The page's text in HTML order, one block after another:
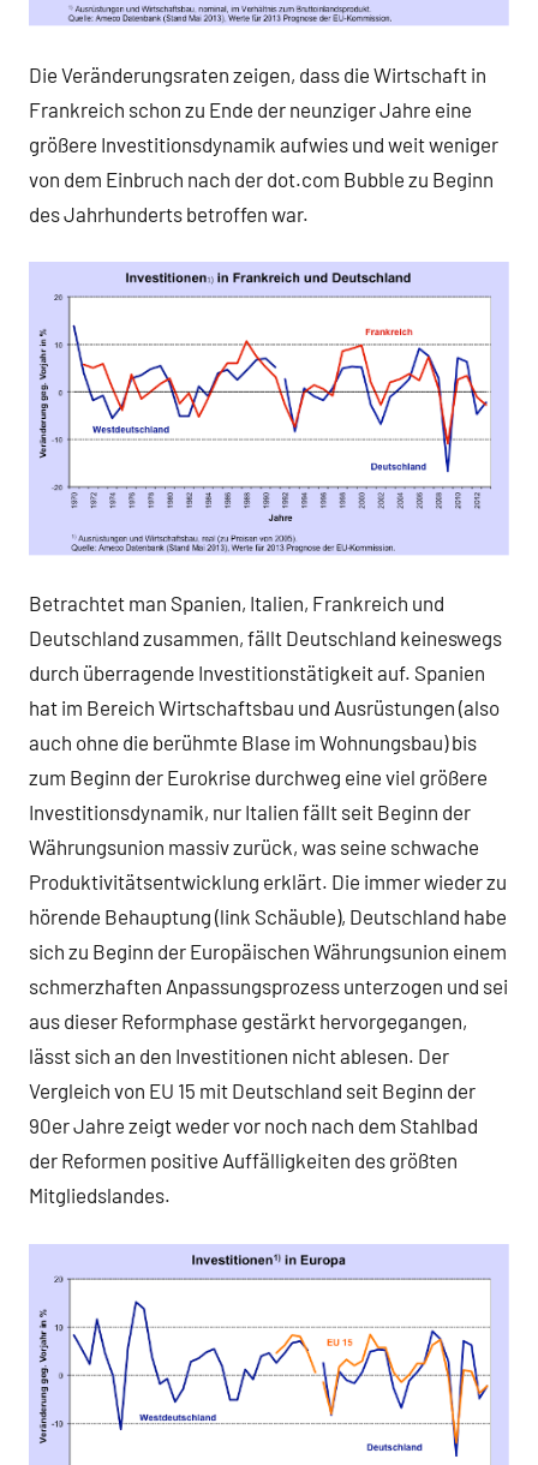
Die Veränderungsraten zeigen, dass die Wirtschaft in
Frankreich schon zu Ende der neunziger Jahre eine
größere Investitionsdynamik aufwies und weit weniger
von dem Einbruch nach der dot.com Bubble zu Beginn
des Jahrhunderts betroffen war.
Betrachtet man Spanien, Italien, Frankreich und
Deutschland zusammen, fällt Deutschland keineswegs
durch überragende Investitionstätigkeit auf. Spanien
hat im Bereich Wirtschaftsbau und Ausrüstungen (also
auch ohne die berühmte Blase im Wohnungsbau) bis
zum Beginn der Eurokrise durchweg eine viel größere
Investitionsdynamik, nur Italien fällt seit Beginn der
Währungsunion massiv zurück, was seine schwache
Produktivitätsentwicklung erklärt. Die immer wieder zu
hörende Behauptung (link Schäuble), Deutschland habe
sich zu Beginn der Europäischen Währungsunion einem
schmerzhaften Anpassungsprozess unterzogen und sei
aus dieser Reformphase gestärkt hervorgegangen,
lässt sich an den Investitionen nicht ablesen. Der
Vergleich von EU 15 mit Deutschland seit Beginn der
90er Jahre zeigt weder vor noch nach dem Stahlbad
der Reformen positive Auffälligkeiten des größten
Mitgliedslandes.